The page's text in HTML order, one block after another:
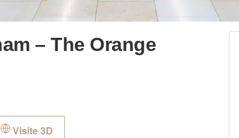
– The Orange
Visite 3D